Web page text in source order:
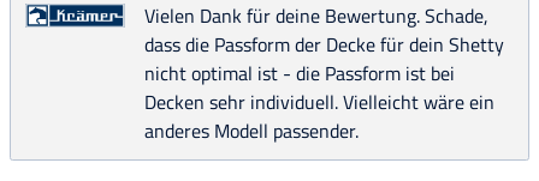
Vielen Dank für deine Bewertung. Schade,
dass die Passform der Decke für dein Shetty
nicht optimal ist - die Passform ist bei
Decken sehr individuell. Vielleicht wäre ein
anderes Modell passender.